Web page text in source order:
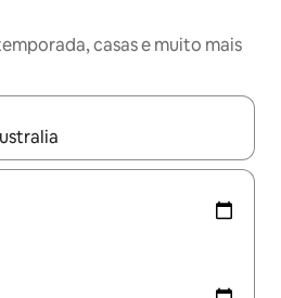
casas e muito mais
disponíveis, explore-os